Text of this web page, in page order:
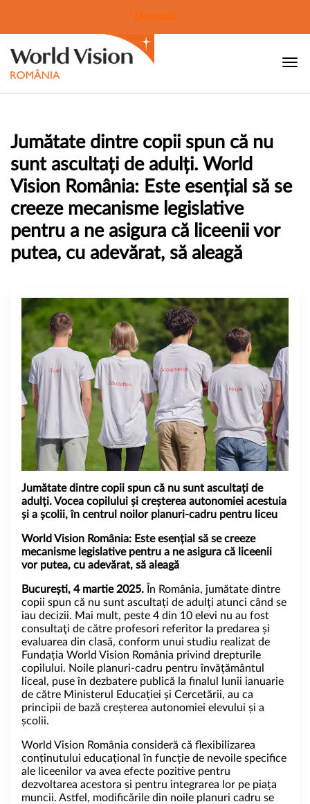
Donează
Jumătate dintre copii spun că nu
sunt ascultați de adulți. World
Vision România: Este esențial să se
creeze mecanisme legislative
pentru a ne asigura că liceenii vor
putea, cu adevărat, să aleagă
Jumătate dintre copii spun că nu sunt ascultați de
adulți. Vocea copilului și creșterea autonomiei acestuia
și a școlii, în centrul noilor planuri-cadru pentru liceu
World Vision România: Este esențial să se creeze
mecanisme legislative pentru a ne asigura că liceenii
vor putea, cu adevărat, să aleagă
București, 4 martie 2025. În România, jumătate dintre
copii spun că nu sunt ascultați de adulți atunci când se
iau decizii. Mai mult, peste 4 din 10 elevi nu au fost
consultaţi de către profesori referitor la predarea și
evaluarea din clasă, conform unui studiu realizat de
Fundația World Vision România privind drepturile
copilului. Noile planuri-cadru pentru învățământul
liceal, puse în dezbatere publică la finalul lunii ianuarie
de către Ministerul Educației și Cercetării, au ca
principii de bază creșterea autonomiei elevului și a
școlii.
World Vision România consideră că flexibilizarea
conținutului educațional în funcție de nevoile specifice
ale liceenilor va avea efecte pozitive pentru
dezvoltarea acestora și pentru integrarea lor pe piața
muncii. Astfel, modificările din noile planuri cadru se